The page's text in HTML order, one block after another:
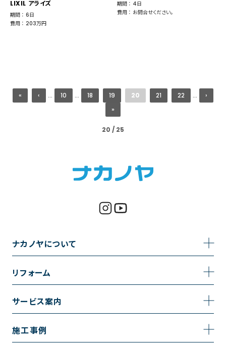
LIXIL アライズ
期間 ： 6日
費用 ： 203万円
期間 ： 4日
費用 ： お問合せください。
20 / 25
« ‹ ... 10 ... 18 19 20 21 22 ...
›
»
ナカノヤについて
事業内容
採用情報
リフォーム
トイレのリフォーム
サービス案内
サービスの流れ
施工事例